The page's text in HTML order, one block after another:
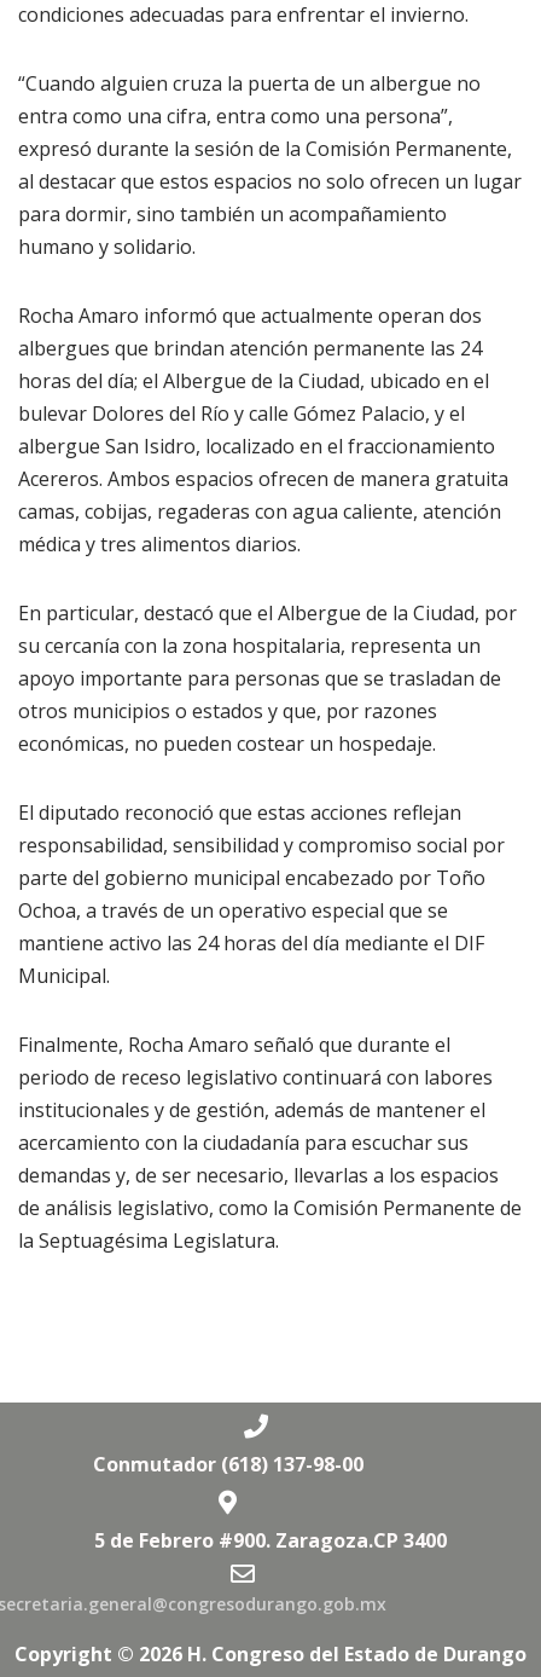
condiciones adecuadas para enfrentar el invierno.
“Cuando alguien cruza la puerta de un albergue no
entra como una cifra, entra como una persona”,
expresó durante la sesión de la Comisión Permanente,
al destacar que estos espacios no solo ofrecen un lugar
para dormir, sino también un acompañamiento
humano y solidario.
Rocha Amaro informó que actualmente operan dos
albergues que brindan atención permanente las 24
horas del día; el Albergue de la Ciudad, ubicado en el
bulevar Dolores del Río y calle Gómez Palacio, y el
albergue San Isidro, localizado en el fraccionamiento
Acereros. Ambos espacios ofrecen de manera gratuita
camas, cobijas, regaderas con agua caliente, atención
médica y tres alimentos diarios.
En particular, destacó que el Albergue de la Ciudad, por
su cercanía con la zona hospitalaria, representa un
apoyo importante para personas que se trasladan de
otros municipios o estados y que, por razones
económicas, no pueden costear un hospedaje.
El diputado reconoció que estas acciones reflejan
responsabilidad, sensibilidad y compromiso social por
parte del gobierno municipal encabezado por Toño
Ochoa, a través de un operativo especial que se
mantiene activo las 24 horas del día mediante el DIF
Municipal.
Finalmente, Rocha Amaro señaló que durante el
periodo de receso legislativo continuará con labores
institucionales y de gestión, además de mantener el
acercamiento con la ciudadanía para escuchar sus
demandas y, de ser necesario, llevarlas a los espacios
de análisis legislativo, como la Comisión Permanente de
la Septuagésima Legislatura.
Conmutador (618) 137-98-00
5 de Febrero #900. Zaragoza.CP 3400
Copyright © 2026 H. Congreso del Estado de Durango